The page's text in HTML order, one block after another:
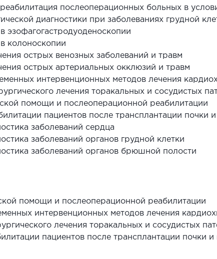
послеоперационных больных в
диагностики при заболеваниях грудной
эзофагогастродуоденоскопии
колоноскопии
острых венозных заболеваний и травм
острых артериальных окклюзий и травм
интервенционных методов лечения
лечения торакальных и сосудистых
помощи и послеоперационной реабилитации
пациентов после трансплантации почки
заболеваний сердца
заболеваний органов грудной клетки
заболеваний органов брюшной полости
помощи и послеоперационной реабилитации
интервенционных методов лечения
лечения торакальных и сосудистых
пациентов после трансплантации почки и